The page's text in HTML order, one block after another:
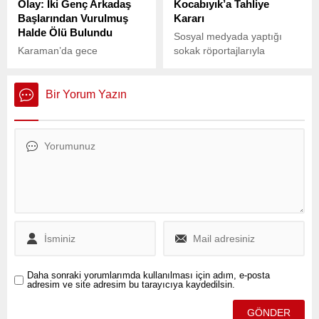
yaptığını açıkladı.
Yavuzyılmaz, bu işlemlerin
tüm masraflarının İstanbul
halkının cebinden
Araç İçin 2 Milyon Lira
Harcandı” Yavuzyılmaz,
sosyal...
Olay: İki Genç Arkadaş
Başlarından Vurulmuş
Halde Ölü Bulundu
Karaman’da gece
yaşında olan iki genç
arkadaş boş arazide
başlarından vurulmuş halde
Kocabıyık’a Tahliye
Kararı
Sosyal medyada yaptığı
sokak röportajlarıyla
ardından tahliye edildi.
Bir Yorum Yazın
Daha sonraki yorumlarımda kullanılması için adım, e-posta
adresim ve site adresim bu tarayıcıya kaydedilsin.